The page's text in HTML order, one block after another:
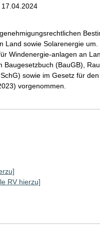
17.04.2024
Land sowie Solarenergie
Windenergie-anlagen an
(BauGB),
sowie im Gesetz für
vorgenommen.
RV hierzu]